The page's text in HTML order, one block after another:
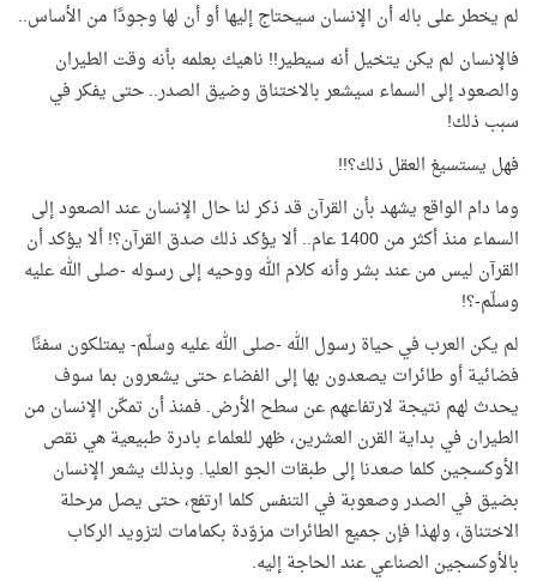
لم يخطر على باله أن الإنسان سيحتاج إليها أو أن لها وجودًا من الأساس..
فالإنسان لم يكن يتخيل أنه سيطير!! ناهيك بعلمه بأنه وقت الطيران
والصعود إلى السماء سيشعر بالاختناق وضيق الصدر.. حتى يفكر في
سبب ذلك!
فهل يستسيغ العقل ذلك؟!!
وما دام الواقع يشهد بأن القرآن قد ذكر لنا حال الإنسان عند الصعود إلى
السماء منذ أكثر من 1400 عام.. ألا يؤكد ذلك صدق القرآن؟! ألا يؤكد أن
القرآن ليس من عند بشر وأنه كلام الله ووحيه إلى رسوله -صلى الله عليه
وسلّم-؟!
لم يكن العرب في حياة رسول الله -صلى الله عليه وسلّم- يمتلكون سفنًا
فضائية أو طائرات يصعدون بها إلى الفضاء حتى يشعرون بما سوف
يحدث لهم نتيجة لارتفاعهم عن سطح الأرض. فمنذ أن تمكّن الإنسان من
الطيران في بداية القرن العشرين، ظهر للعلماء بادرة طبيعية هي نقص
الأوكسجين كلما صعدنا إلى طبقات الجو العليا. وبذلك يشعر الإنسان
بضيق في الصدر وصعوبة في التنفس كلما ارتفع، حتى يصل مرحلة
الاختناق، ولهذا فإن جميع الطائرات مزوّدة بكمامات لتزويد الركاب
بالأوكسجين الصناعي عند الحاجة إليه.